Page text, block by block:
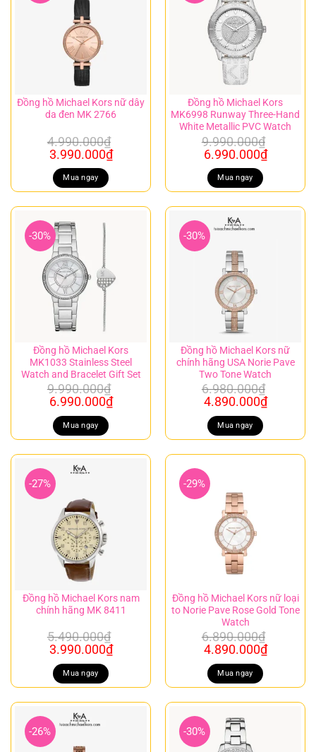
Đồng hồ Michael Kors nữ dây
da đen MK 2766
4.990.000₫
Giá
gốc
là:
4.990.000₫.
3.990.000₫Giá
hiện
là:
3.990.000₫.
Mua ngay
Đồng hồ Michael Kors
MK6998 Runway Three-Hand
White Metallic PVC Watch
9.990.000₫
Giá
gốc
là:
9.990.000₫.
6.990.000₫Giá
hiện
là:
Mua ngay
-30%
Đồng hồ Michael Kors
MK1033 Stainless Steel
Watch and Bracelet Gift Set
9.990.000₫
Giá
gốc
là:
9.990.000₫.
6.990.000₫Giá
là:
6.990.000₫.
Mua ngay
-30%
Đồng hồ Michael Kors nữ
chính hãng USA Norie Pave
Two Tone Watch
6.980.000₫
Giá
gốc
là:
6.980.000₫.
4.890.000₫Giá
là:
Mua ngay
-27%
Đồng hồ Michael Kors nam
chính hãng MK 8411
5.490.000₫
Giá
gốc
là:
5.490.000₫.
3.990.000₫Giá
là:
3.990.000₫.
Mua ngay
-29%
Đồng hồ Michael Kors nữ loại
to Norie Pave Rose Gold Tone
Watch
6.890.000₫
Giá
gốc
là:
6.890.000₫.
4.890.000₫Giá
là:
Mua ngay
-26% -30%